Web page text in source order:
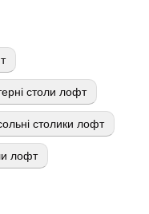
столи лофт
столики лофт
лофт